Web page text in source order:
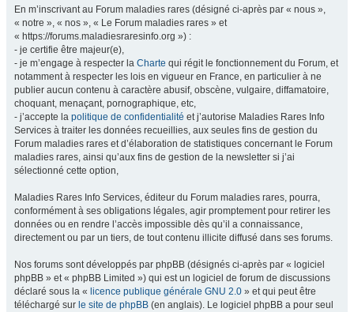
En m’inscrivant au Forum maladies rares (désigné ci-après par « nous »,
« notre », « nos », « Le Forum maladies rares » et
« https://forums.maladiesraresinfo.org ») :
- je certifie être majeur(e),
- je m’engage à respecter la Charte qui régit le fonctionnement du Forum, et
notamment à respecter les lois en vigueur en France, en particulier à ne
publier aucun contenu à caractère abusif, obscène, vulgaire, diffamatoire,
choquant, menaçant, pornographique, etc,
- j’accepte la politique de confidentialité et j’autorise Maladies Rares Info
Services à traiter les données recueillies, aux seules fins de gestion du
Forum maladies rares et d’élaboration de statistiques concernant le Forum
maladies rares, ainsi qu’aux fins de gestion de la newsletter si j’ai
sélectionné cette option,
Maladies Rares Info Services, éditeur du Forum maladies rares, pourra,
conformément à ses obligations légales, agir promptement pour retirer les
données ou en rendre l’accès impossible dès qu’il a connaissance,
directement ou par un tiers, de tout contenu illicite diffusé dans ses forums.
Nos forums sont développés par phpBB (désignés ci-après par « logiciel
phpBB » et « phpBB Limited ») qui est un logiciel de forum de discussions
déclaré sous la « licence publique générale GNU 2.0 » et qui peut être
téléchargé sur le site de phpBB (en anglais). Le logiciel phpBB a pour seul